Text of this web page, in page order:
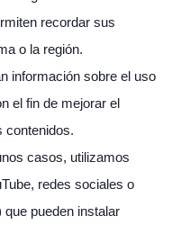
recordar sus
o la región.
información sobre el uso
el fin de mejorar el
contenidos.
casos, utilizamos
redes sociales o
pueden instalar